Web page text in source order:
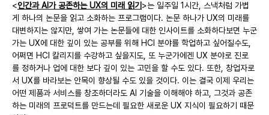
<인간과 AI가 공존하는 UX의 미래 읽기 >는 일주일 1시간, 스낵처럼 가볍
게 하나의 논문을 읽고 소화하는 프로그램이다. 논문 하나가 UX의 미래를
대변하지는 않지만, 쌓여 가는 논문들에 대한 인사이트를 소화하다보면 누군
가는 UX에 대한 깊이 있는 공부를 위해 HCI 분야를 학업하고 싶어질수도,
어쩌면 HCI 칼리지를 수강하고 싶을지도, 또 누군가에겐 UX 분야로 진로
를 정하거나 업에 대한 보다 깊이 있는 고민을 할 수도 있다. 또한, 창업자로
서 UX를 바라보는 안목이 향상될 수도 있을 것이다. 이는 결국 이제 우리는
어떤 제품과 서비스를 창조하더라도 AI 기술을 이해해야 하고, 그것과 공존
하는 미래의 프로덕트를 만드는데 필요한 새로운 UX 지식이 필요하기 때문